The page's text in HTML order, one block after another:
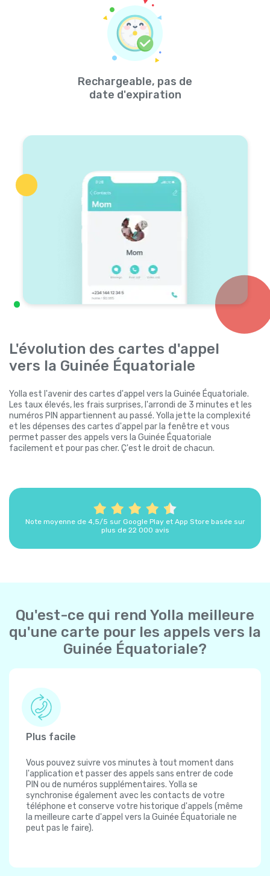
Rechargeable, pas de
date d'expiration
L'évolution des cartes d'appel
vers la Guinée Équatoriale
Yolla est l'avenir des cartes d'appel vers la Guinée Équatoriale.
Les taux élevés, les frais surprises, l'arrondi de 3 minutes et les
numéros PIN appartiennent au passé. Yolla jette la complexité
et les dépenses des cartes d'appel par la fenêtre et vous
permet passer des appels vers la Guinée Équatoriale
facilement et pour pas cher. Ç'est le droit de chacun.
Note moyenne de 4,5/5 sur Google Play et App Store basée sur
plus de 22 000 avis
Qu'est-ce qui rend Yolla meilleure
qu'une carte pour les appels vers la
Guinée Équatoriale?
Plus facile
Vous pouvez suivre vos minutes à tout moment dans
l'application et passer des appels sans entrer de code
PIN ou de numéros supplémentaires. Yolla se
synchronise également avec les contacts de votre
téléphone et conserve votre historique d'appels (même
la meilleure carte d'appel vers la Guinée Équatoriale ne
peut pas le faire).